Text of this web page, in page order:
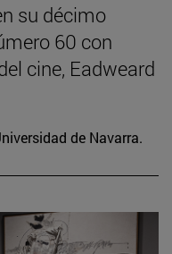
su décimo
60 con
cine, Eadweard
de Navarra.